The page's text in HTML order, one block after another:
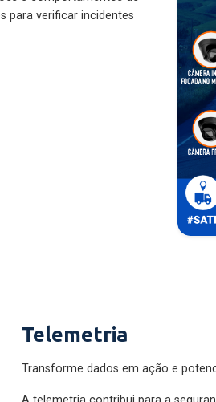
para verificar incidentes
Telemetria
Transforme dados em ação e
A telemetria contribui para a